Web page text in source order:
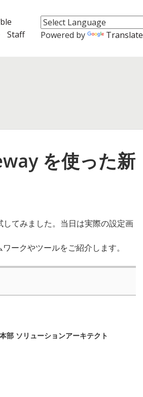
Staff Powered by Translate
を使った新
てみました。当日は実際の設定画
ークやツールをご紹介します。
部 ソリューションアーキテクト